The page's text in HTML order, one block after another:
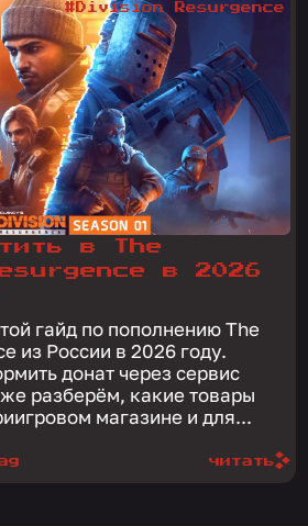
в The
в 2026
гайд по пополнению The
из России в 2026 году.
донат через сервис
разберём, какие товары
магазине и для...
#Division Resurgence
читать